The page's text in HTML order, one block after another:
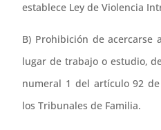
establece Ley de Violencia
B) Prohibición de acercarse
lugar de trabajo o estudio,
numeral 1 del artículo 92
los Tribunales de Familia.